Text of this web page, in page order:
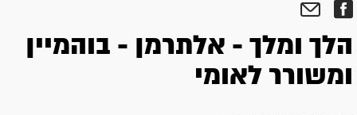
הלך ומלך - אלתרמן - בוהמיין
ומשורר לאומי